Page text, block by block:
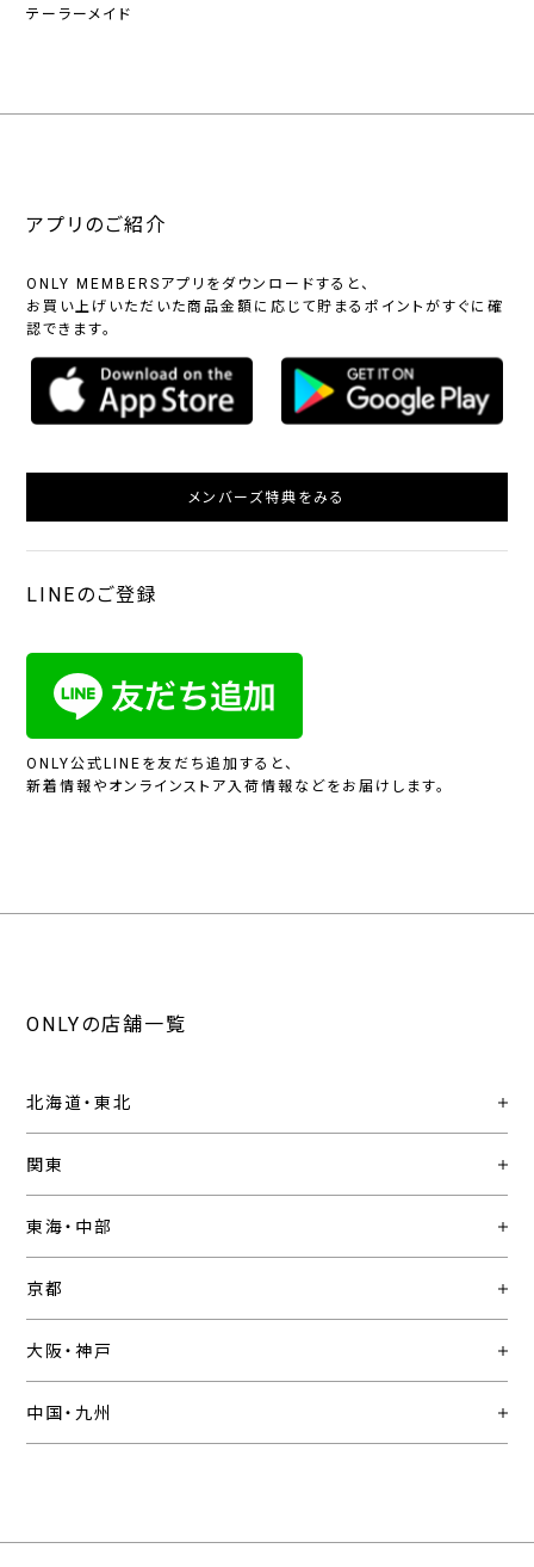
テーラーメイド
アプリのご紹介
ONLY MEMBERSアプリをダウンロードすると、
お買い上げいただいた商品金額に応じて貯まるポイントがすぐに確
認できます。
メンバーズ特典をみる
LINEのご登録
ONLY公式LINEを友だち追加すると、
新着情報やオンラインストア入荷情報などをお届けします。
ONLYの店舗一覧
北海道・東北
関東
東海・中部
京都
大阪・神戸
中国・九州